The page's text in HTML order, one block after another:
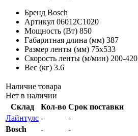
Бренд Bosch
Артикул 06012C1020
Мощность (Вт) 850
Габаритная длина (мм) 387
Размер ленты (мм) 75х533
Скорость ленты (м/мин) 200-420
Вес (кг) 3.6
Наличие товара
Нет в наличии
Склад
Кол-во Срок поставки
Лайнтулс -
-
Bosch
-
-